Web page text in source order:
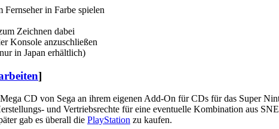
Fernseher in Farbe spielen
Zeichnen dabei
Konsole anzuschließen
in Japan erhältlich)
]
CD von Sega an ihrem eigenen Add-On für CDs für das Super
und Vertriebsrechte für eine eventuelle Kombination aus
gab es überall die PlayStation zu kaufen.